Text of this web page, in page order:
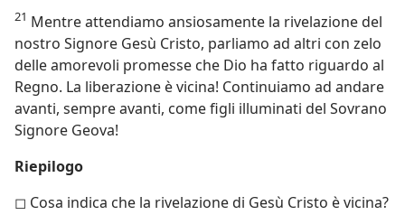
21 Mentre attendiamo ansiosamente la rivelazione del
nostro Signore Gesù Cristo, parliamo ad altri con zelo
delle amorevoli promesse che Dio ha fatto riguardo al
Regno. La liberazione è vicina! Continuiamo ad andare
avanti, sempre avanti, come figli illuminati del Sovrano
Signore Geova!
Riepilogo
◻ Cosa indica che la rivelazione di Gesù Cristo è vicina?